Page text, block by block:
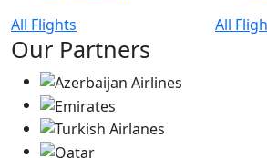
All Flights
All
Our Partners